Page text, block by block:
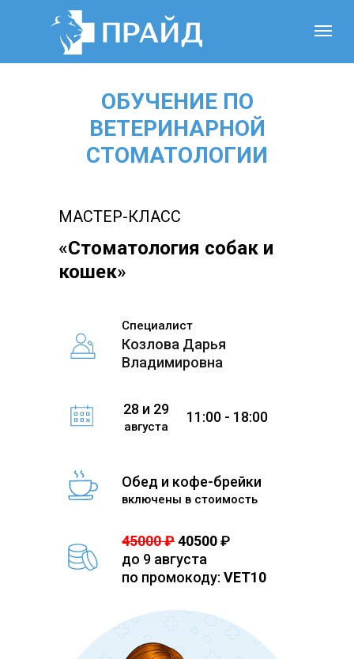
ОБУЧЕНИЕ ПО
ВЕТЕРИНАРНОЙ
СТОМАТОЛОГИИ
28 и 29 11:00 - 18:00
Обед и кофе-брейки
Козлова Дарья
Владимировна
МАСТЕР-КЛАСС
45000 ₽40500₽
до 9 августа
по промокоду: VET10
«Стоматология собак и
кошек»
августа
включены в стоимость
Специалист